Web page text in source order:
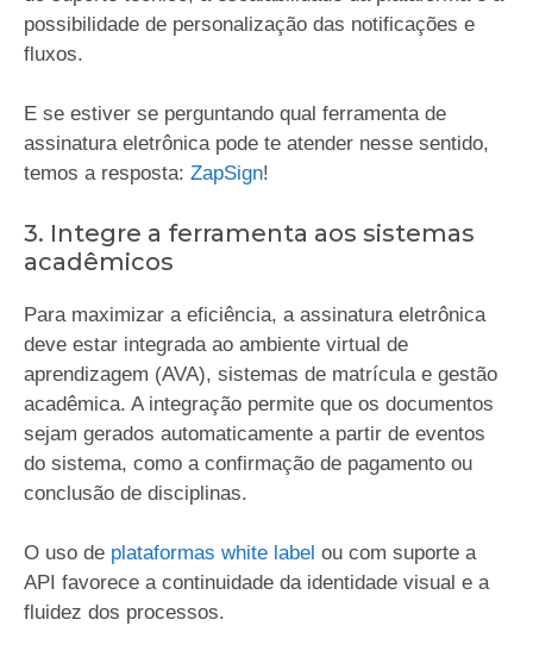
possibilidade de personalização das notificações e
fluxos.
E se estiver se perguntando qual ferramenta de
assinatura eletrônica pode te atender nesse sentido,
temos a resposta: ZapSign!
3. Integre a ferramenta aos sistemas
acadêmicos
Para maximizar a eficiência, a assinatura eletrônica
deve estar integrada ao ambiente virtual de
aprendizagem (AVA), sistemas de matrícula e gestão
acadêmica. A integração permite que os documentos
sejam gerados automaticamente a partir de eventos
do sistema, como a confirmação de pagamento ou
conclusão de disciplinas.
O uso de plataformas white label ou com suporte a
API favorece a continuidade da identidade visual e a
fluidez dos processos.